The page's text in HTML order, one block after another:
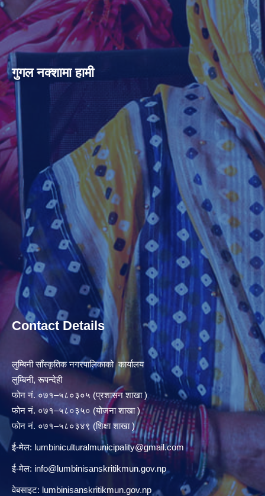
गुगल नक्शामा हामी
Contact Details
लुम्बिनी साँस्कृतिक नगरपालिकाको कार्यालय
लुम्बिनी, रूपन्देही
फोन नं. ०७१–५८०३०५ (प्रशासन शाखा )
फोन नं. ०७१–५८०३५० (योजना शाखा )
फोन नं. ०७१–५८०३४९ (शिक्षा शाखा )
ई-मेल: lumbiniculturalmunicipality@gmail.com
ई-मेल: info@lumbinisanskritikmun.gov.np
वेबसाइट: lumbinisanskritikmun.gov.np